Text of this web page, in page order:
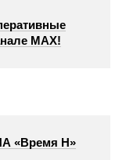
МАХ!
«Время Н»